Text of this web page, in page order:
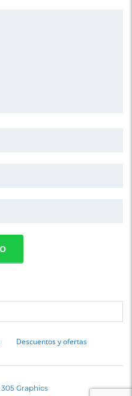
Descuentos y ofertas
305 Graphics